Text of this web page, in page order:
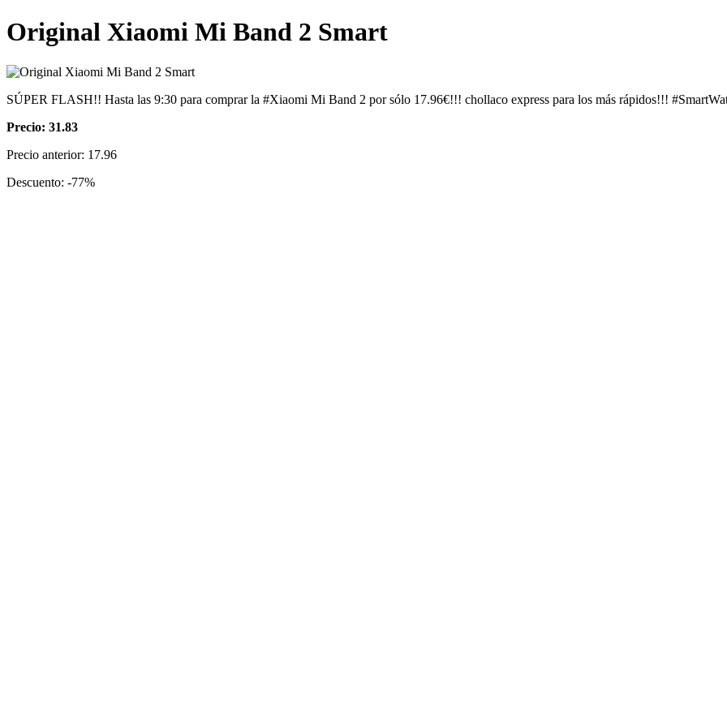
Original Xiaomi Mi Band 2 Smart
SÚPER FLASH!! Hasta las 9:30 para comprar la #Xiaomi Mi Band 2 por sólo 17.96€!!! chollaco express para los más rápidos!!!
Precio: 31.83
Precio anterior: 17.96
Descuento: -77%